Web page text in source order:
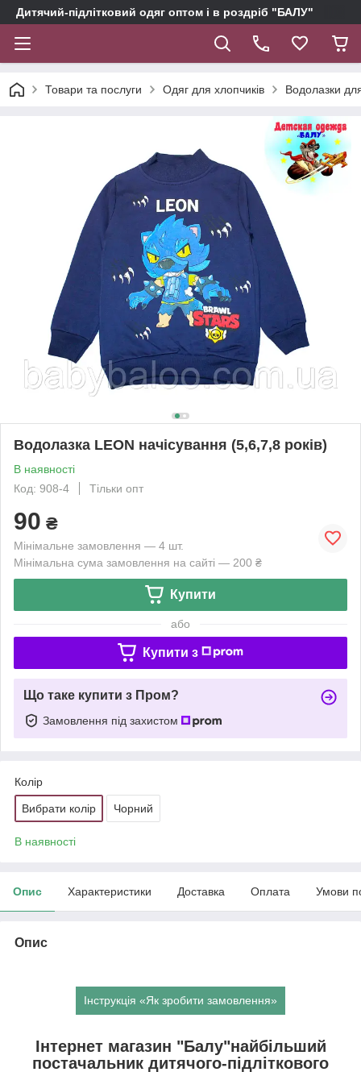
Дитячий-підлітковий одяг оптом і в роздріб "БАЛУ"
Товари та послуги Одяг для хлопчиків Водолазки
Водолазка LEON начісування (5,6,7,8 років)
В наявності
Код: 908-4
Тільки опт
90 ₴
Мінімальне замовлення — 4 шт.
Мінімальна сума замовлення на сайті — 200 ₴
Купити
або
Купити з
Що таке купити з Пром?
Замовлення під захистом
Колір
Вибрати колір Чорний
В наявності
Опис Характеристики Доставка Оплата Умови
Опис
Інструкція «Як зробити замовлення»
Інтернет магазин "Балу"найбільший
постачальник дитячого-підліткового